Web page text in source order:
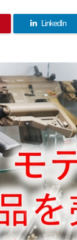
LinkedIn